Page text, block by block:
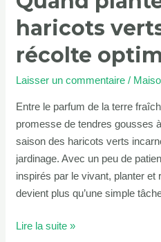
haricots
récolte
Laisser un commentaire /
Entre le parfum de la terre
promesse de tendres gousses
saison des haricots verts
jardinage. Avec un peu de
inspirés par le vivant, planter
devient plus qu’une simple
optimale
?
Lire la suite »